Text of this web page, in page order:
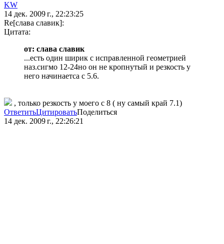
KW
14 дек. 2009 г., 22:23:25
Re[слава славик]:
Цитата:
от: слава славик
...есть один ширик с исправленной геометрией
наз.сигмо 12-24но он не кропнутый и резкость у
него начинаетса с 5.6.
, только резкость у моего с 8 ( ну самый край 7.1)
ОтветитьЦитироватьПоделиться
14 дек. 2009 г., 22:26:21